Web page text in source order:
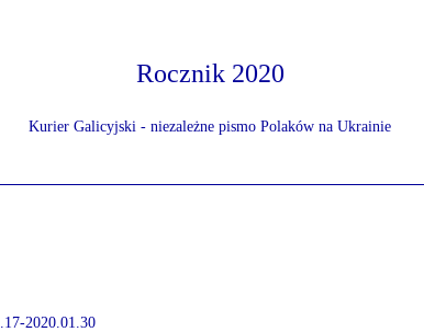
Rocznik 2020
Kurier Galicyjski - niezależne pismo Polaków na Ukrainie
2020.01.30